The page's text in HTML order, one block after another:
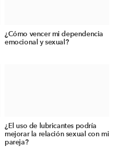
¿Cómo vencer mi dependencia
emocional y sexual?
¿El uso de lubricantes podría
mejorar la relación sexual con mi
pareja?